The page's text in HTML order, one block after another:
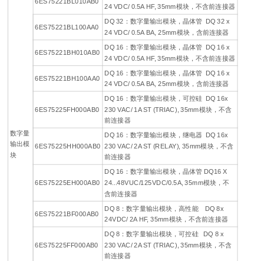
数字量
输出模
块
24 VDC/ 0.5A HF, 35mm模块，不含前连接器
6ES75221BL100AA0
DQ 32：数字量输出模块，晶体管 DQ 32 x
24 VDC/ 0.5A BA, 25mm模块，含前连接器
6ES75221BH010AB0
DQ 16：数字量输出模块，晶体管 DQ 16 x
24 VDC/ 0.5A HF, 35mm模块，不含前连接器
6ES75221BH100AA0
DQ 16：数字量输出模块，晶体管 DQ 16 x
24 VDC/ 0.5A BA, 25mm模块，含前连接器
6ES75225FH000AB0
DQ 16：数字量输出模块，可控硅 DQ 16x
230 VAC/ 1A ST (TRIAC), 35mm模块，不含
前连接器
6ES75225HH000AB0
DQ 16：数字量输出模块，继电器 DQ 16x
230 VAC/ 2A ST (RELAY), 35mm模块，不含
前连接器
6ES75225EH000AB0
DQ 16：数字量输出模块，晶体管 DQ16 X
24...48VUC/125VDC/0.5A, 35mm模块，不
含前连接器
6ES75221BF000AB0
DQ 8：数字量输出模块，高性能 DQ 8x
24VDC/ 2A HF, 35mm模块，不含前连接器
6ES75225FF000AB0
DQ 8：数字量输出模块，可控硅 DQ 8 x
230 VAC/ 2A ST (TRIAC), 35mm模块，不含
前连接器